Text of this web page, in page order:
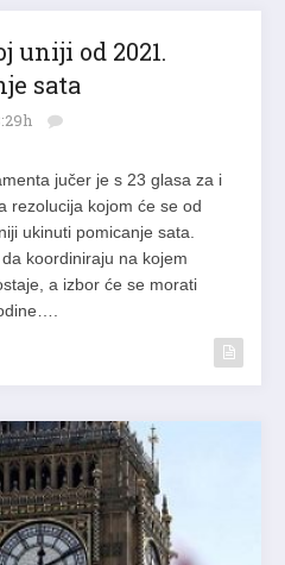
uniji od 2021.
sata
jučer je s 23 glasa za i
rezolucija kojom će se od
ukinuti pomicanje sata.
koordiniraju na kojem
a izbor će se morati